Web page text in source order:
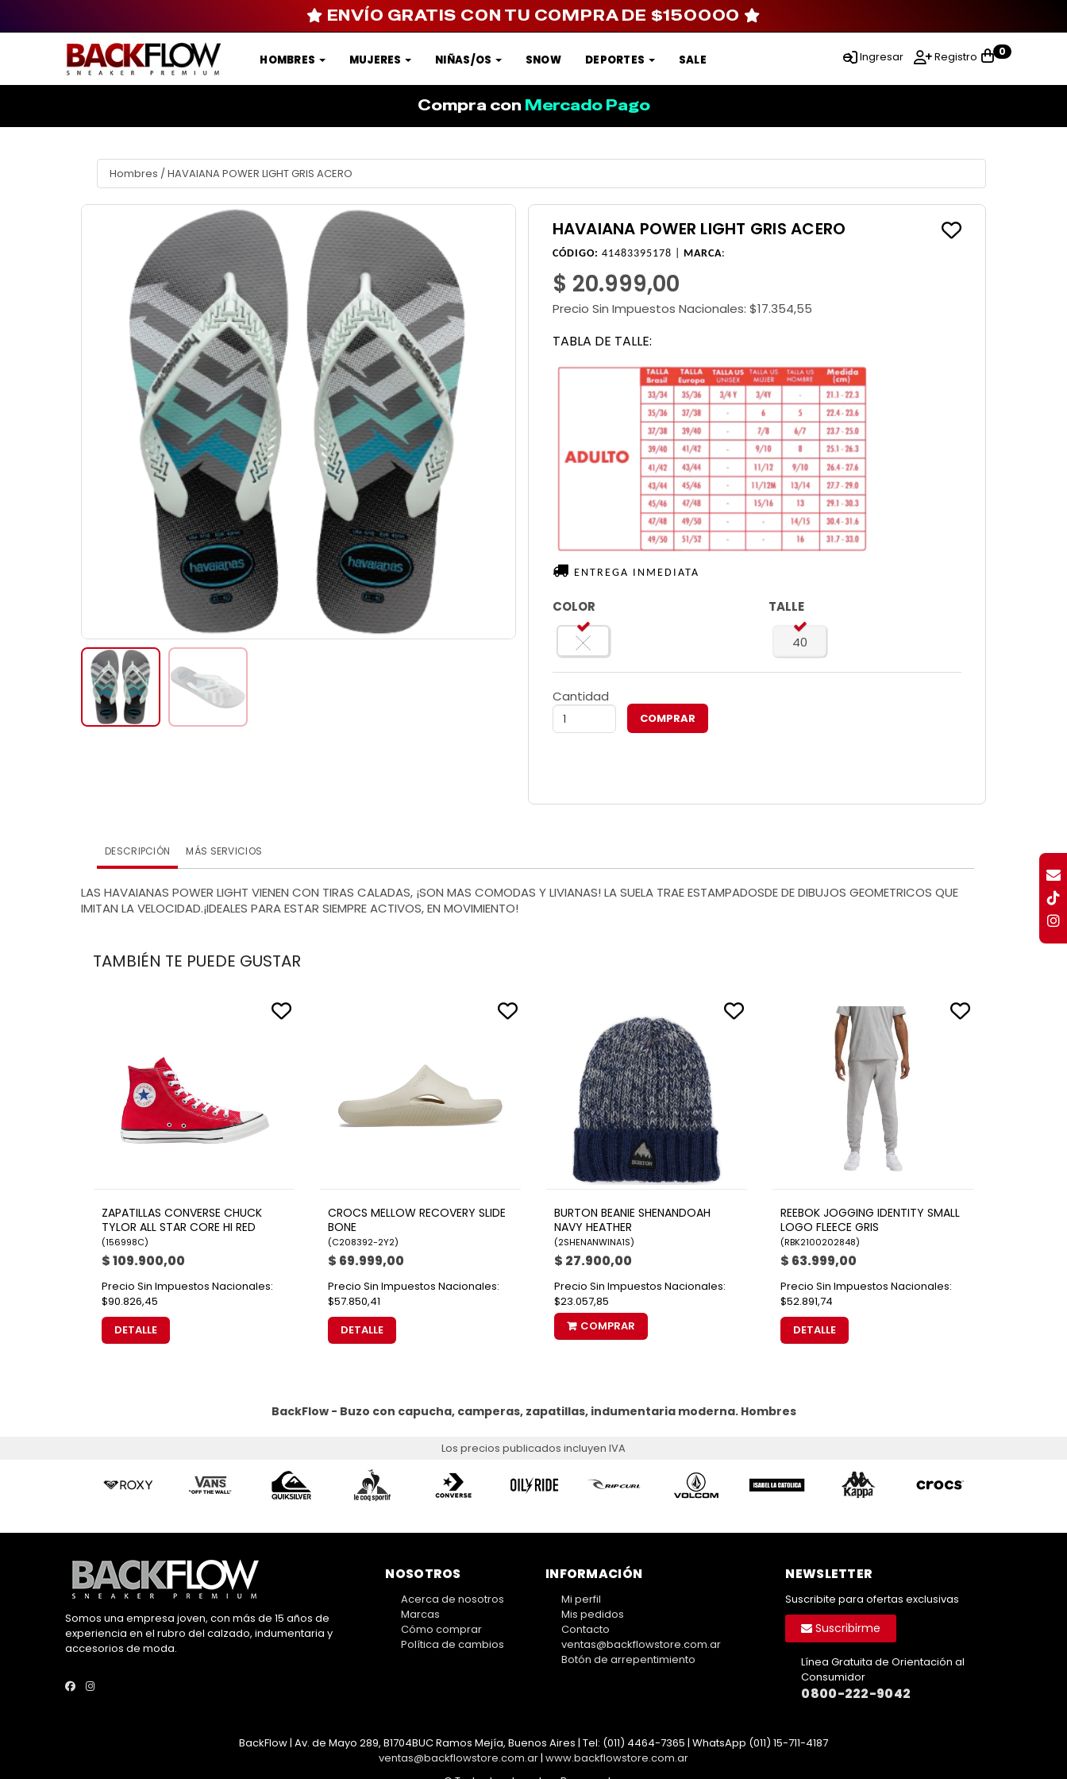
Ingresar Registro 0
HOMBRES MUJERES NIÑAS/OS SNOW DEPORTES SALE
ENVÍO GRATIS CON TU COMPRA DE $150000
Compra con Mercado Pago
Hombres / HAVAIANA POWER LIGHT GRIS ACERO
HAVAIANA POWER LIGHT GRIS ACERO
CÓDIGO: 41483395178 | MARCA:
$ 20.999,00
Precio Sin Impuestos Nacionales: $17.354,55
TABLA DE TALLE:
ENTREGA INMEDIATA
COLOR TALLE
40
Cantidad
DESCRIPCIÓN MÁS SERVICIOS
LAS HAVAIANAS POWER LIGHT VIENEN CON TIRAS CALADAS, ¡SON MAS COMODAS Y LIVIANAS! LA SUELA TRAE ESTAMPADOSDE DE DIBUJOS GEOMETRICOS QUE
IMITAN LA VELOCIDAD.¡IDEALES PARA ESTAR SIEMPRE ACTIVOS, EN MOVIMIENTO!
TAMBIÉN TE PUEDE GUSTAR
ZAPATILLAS CONVERSE CHUCK
TYLOR ALL STAR CORE HI RED
(156998C)
$ 109.900,00
Precio Sin Impuestos Nacionales:
$90.826,45
DETALLE
CROCS MELLOW RECOVERY SLIDE
BONE
(C208392-2Y2)
$ 69.999,00
Precio Sin Impuestos Nacionales:
$57.850,41
DETALLE
BURTON BEANIE SHENANDOAH
NAVY HEATHER
(2SHENANWINA1S)
$ 27.900,00
Precio Sin Impuestos Nacionales:
$23.057,85
COMPRAR
REEBOK JOGGING IDENTITY SMALL
LOGO FLEECE GRIS
(RBK2100202848)
$ 63.999,00
Precio Sin Impuestos Nacionales:
$52.891,74
DETALLE
BackFlow - Buzo con capucha, camperas, zapatillas, indumentaria moderna. Hombres
Los precios publicados incluyen IVA
Somos una empresa joven, con más de 15 años de
experiencia en el rubro del calzado, indumentaria y
accesorios de moda.
NOSOTROS
Acerca de nosotros
Marcas
Cómo comprar
Política de cambios
INFORMACIÓN
Mi perfil
Mis pedidos
Contacto
ventas@backflowstore.com.ar
Botón de arrepentimiento
NEWSLETTER
Suscribite para ofertas exclusivas
Suscribirme
Línea Gratuita de Orientación al
Consumidor
0800-222-9042
BackFlow | Av. de Mayo 289, B1704BUC Ramos Mejía, Buenos Aires | Tel: (011) 4464-7365 | WhatsApp (011) 15-711-4187
ventas@backflowstore.com.ar| www.backflowstore.com.ar